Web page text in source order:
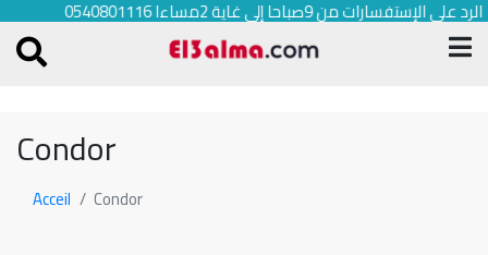
الرد على الإستفسارات من 9صباحا إلى غاية 2مساءا 0540801116
Condor
Acceil Condor